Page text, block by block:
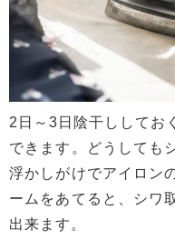
2日～3日陰干ししてお
できます。どうしても
浮かしがけでアイロン
ームをあてると、シワ
出来ます。